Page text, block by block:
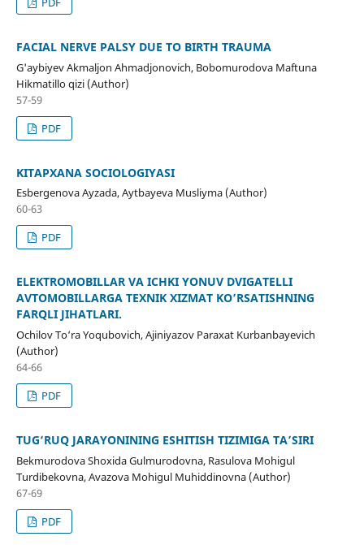
FACIAL NERVE PALSY DUE TO BIRTH TRAUMA
G'aybiyev Akmaljon Ahmadjonovich, Bobomurodova Maftuna
Hikmatillo qizi (Author)
57-59
PDF
KITAPXANA SOCIOLOGIYASI
Esbergenova Ayzada, Aytbayeva Musliyma (Author)
60-63
PDF
ELEKTROMOBILLAR VA ICHKI YONUV DVIGATELLI
AVTOMOBILLARGA TEXNIK XIZMAT KO’RSATISHNING
FARQLI JIHATLARI.
Ochilov To‘ra Yoqubovich, Ajiniyazov Paraxat Kurbanbayevich
(Author)
64-66
PDF
TUG‘RUQ JARAYONINING ESHITISH TIZIMIGA TA’SIRI
Bekmurodova Shoxida Gulmurodovna, Rasulova Mohigul
Turdibekovna, Avazova Mohigul Muhiddinovna (Author)
67-69
PDF